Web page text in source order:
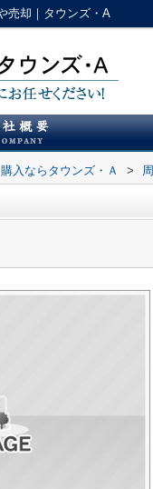
売却｜タウンズ・A
入ならタウンズ・Ａ >